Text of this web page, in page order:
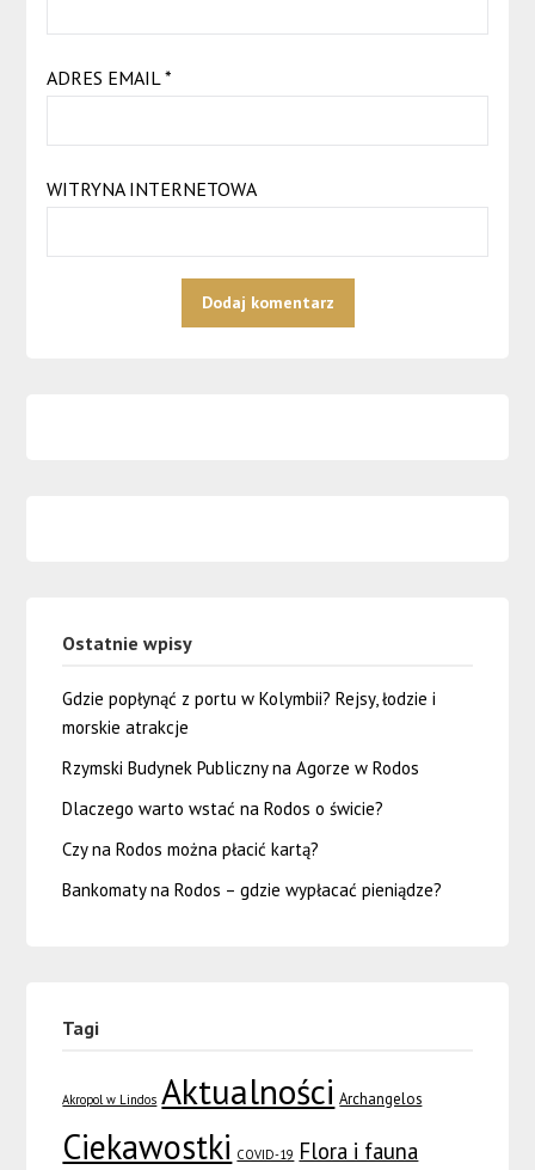
ADRES EMAIL *
WITRYNA INTERNETOWA
Ostatnie wpisy
Gdzie popłynąć z portu w Kolymbii? Rejsy, łodzie i
morskie atrakcje
Rzymski Budynek Publiczny na Agorze w Rodos
Dlaczego warto wstać na Rodos o świcie?
Czy na Rodos można płacić kartą?
Bankomaty na Rodos – gdzie wypłacać pieniądze?
Tagi
Akropol w Lindos Aktualności Archangelos
Ciekawostki COVID-19 Flora i fauna